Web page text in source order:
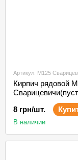
Артикул: М125
Кирпич рядовой
8 грн/шт.
В наличии